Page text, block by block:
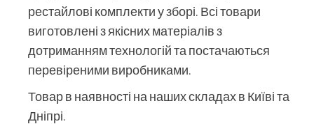
рестайлові комплекти у зборі. Всі товари
виготовлені з якісних матеріалів з
дотриманням технологій та постачаються
перевіреними виробниками.
Товар в наявності на наших складах в Київі та
Дніпрі.